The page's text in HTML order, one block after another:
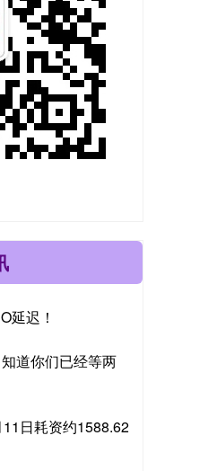
延迟！
道你们已经等两
日耗资约1588.62